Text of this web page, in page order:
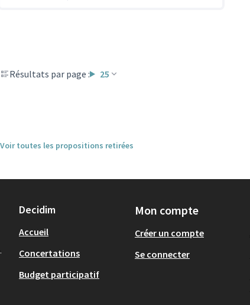
Résultats par page : 25
Voir toutes les propositions retirées
Decidim
Accueil
Concertations
Budget participatif
Mon compte
Créer un compte
Se connecter